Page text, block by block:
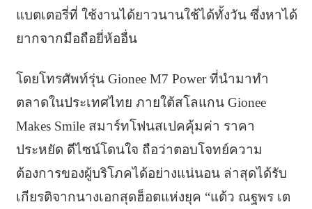
แบตเตอรี่ที่ ใช้งานได้ยาวนานใช้ได้ทั้งวัน ซึ่งหาได้
ยากจากมือถือยี่ห้ออื่น
โดยโทรศัพท์รุ่น Gionee M7 Power ที่นำมาทำ
ตลาดในประเทศไทย ภายใต้สโลแกน Gionee
Makes Smile สมาร์ทโฟนสเปคคุ้มค่า ราคา
ประหยัด ดีไซน์โดนใจ ถือว่าตอบโจทย์ความ
ต้องการของผู้บริโภคได้อย่างแน่นอน ล่าสุดได้รับ
เกียรติจากนางเอกสุดฮ็อตแห่งยุค “แต้ว ณฐพร เต